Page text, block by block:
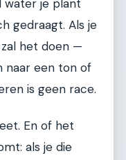
water je plant
gedraagt. Als je
het doen —
naar een ton of
is geen race.
En of het
als je die